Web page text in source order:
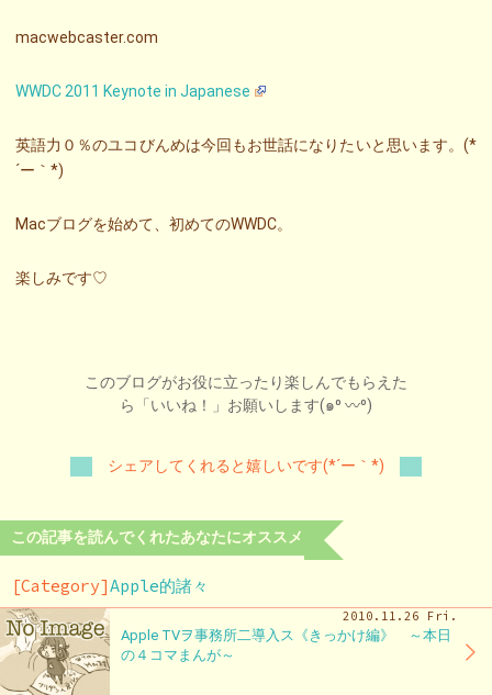
macwebcaster.com
WWDC 2011 Keynote in Japanese
英語力０％のユコびんめは今回もお世話になりたいと思います。(*
´ー｀*)
Macブログを始めて、初めてのWWDC。
楽しみです♡
このブログがお役に立ったり楽しんでもらえた
ら「いいね！」お願いします(๑⁰ 〰⁰)
シェアしてくれると嬉しいです(*´ー｀*)
この記事を読んでくれたあなたにオススメ
[Category]Apple的諸々
2010.11.26 Fri.
Apple TVヲ事務所二導入ス《きっかけ編》 ～本日
の４コマまんが～